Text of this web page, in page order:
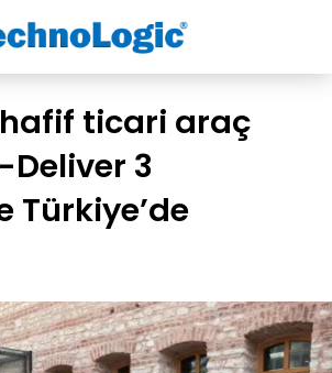
ticari araç
Deliver 3
Türkiye’de